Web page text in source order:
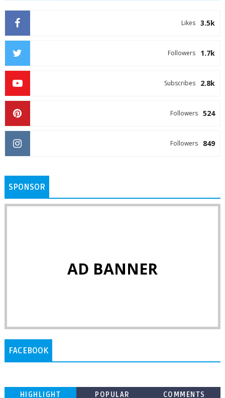
3.5k
Likes
1.7k
Followers
2.8k
Subscribes
524
Followers
849
Followers
SPONSOR
AD BANNER
FACEBOOK
HIGHLIGHT POPULAR COMMENTS